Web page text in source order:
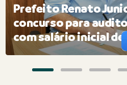
Prefeito Renato
concurso para
com salário inicial de